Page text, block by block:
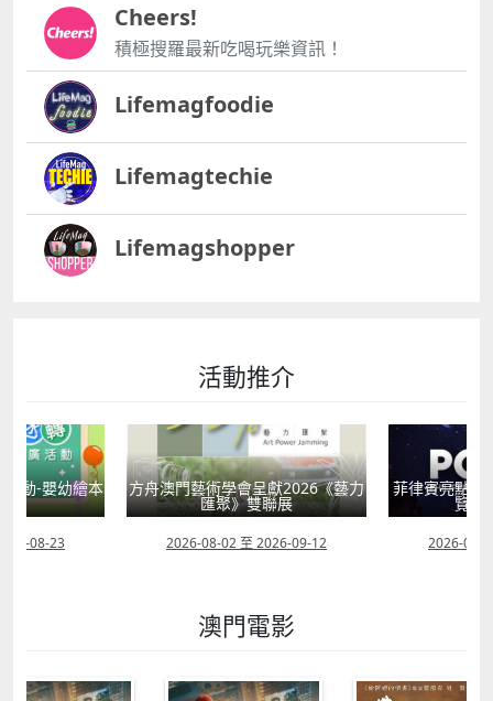
Cheers!
積極搜羅最新吃喝玩樂資訊！
Lifemagfoodie
Lifemagtechie
Lifemagshopper
活動推介
動-嬰幼繪本
08-23
方舟澳門藝術學會呈獻2026《藝力
匯聚》雙聯展
2026-08-02 至 2026-09-12
菲律賓亮點文
覽會
2026-07-
澳門電影